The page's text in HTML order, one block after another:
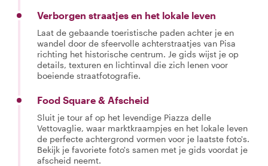
Verborgen straatjes en het lokale leven
Laat de gebaande toeristische paden achter je en
wandel door de sfeervolle achterstraatjes van Pisa
richting het historische centrum. Je gids wijst je op
details, texturen en lichtinval die zich lenen voor
boeiende straatfotografie.
Food Square & Afscheid
Sluit je tour af op het levendige Piazza delle
Vettovaglie, waar marktkraampjes en het lokale leven
de perfecte achtergrond vormen voor je laatste foto's.
Bekijk je favoriete foto's samen met je gids voordat je
afscheid neemt.